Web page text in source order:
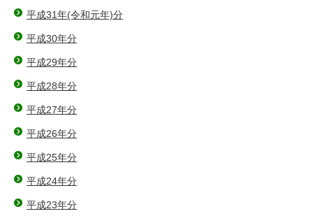
平成31年(令和元年)分
平成30年分
平成29年分
平成28年分
平成27年分
平成26年分
平成25年分
平成24年分
平成23年分